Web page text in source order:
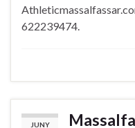
622239474.
JUNY